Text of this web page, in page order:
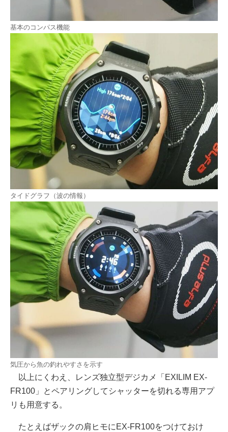
基本のコンパス機能
タイドグラフ（波の情報）
気圧から魚の釣れやすさを示す
以上にくわえ、レンズ独立型デジカメ「EXILIM EX-
FR100」とペアリングしてシャッターを切れる専用アプ
リも用意する。
たとえばザックの肩ヒモにEX-FR100をつけておけ